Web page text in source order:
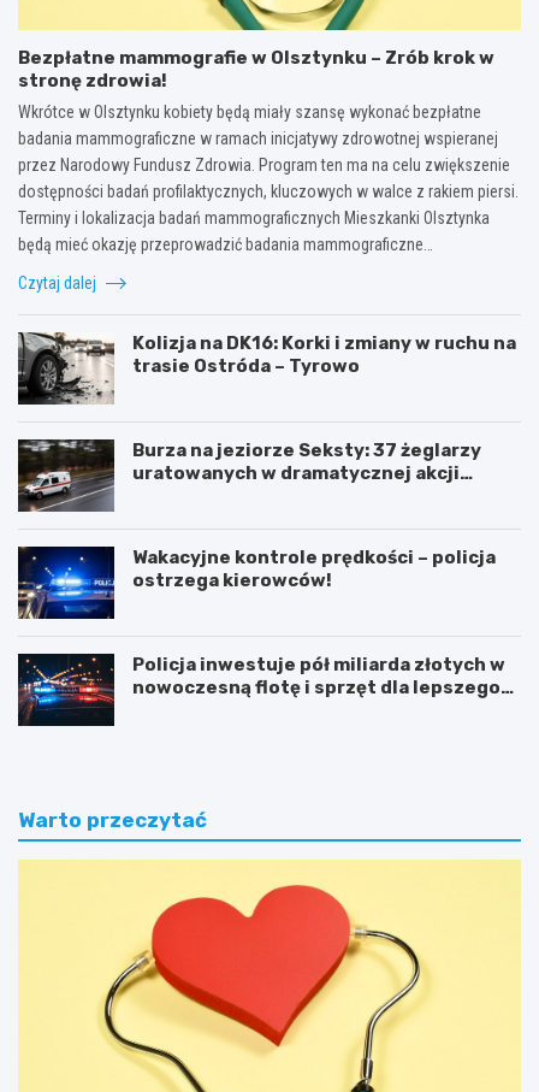
Bezpłatne mammografie w Olsztynku – Zrób krok w
stronę zdrowia!
Wkrótce w Olsztynku kobiety będą miały szansę wykonać bezpłatne
badania mammograficzne w ramach inicjatywy zdrowotnej wspieranej
przez Narodowy Fundusz Zdrowia. Program ten ma na celu zwiększenie
dostępności badań profilaktycznych, kluczowych w walce z rakiem piersi.
Terminy i lokalizacja badań mammograficznych Mieszkanki Olsztynka
będą mieć okazję przeprowadzić badania mammograficzne…
Czytaj dalej
Kolizja na DK16: Korki i zmiany w ruchu na
trasie Ostróda – Tyrowo
Burza na jeziorze Seksty: 37 żeglarzy
uratowanych w dramatycznej akcji
Wakacyjne kontrole prędkości – policja
ostrzega kierowców!
Policja inwestuje pół miliarda złotych w
nowoczesną flotę i sprzęt dla lepszego
Warto przeczytać